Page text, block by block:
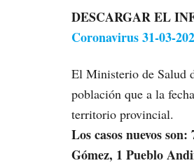
DESCARGAR EL
Coronavirus 31-03-
El Ministerio de Salud
población que a la
territorio provincial.
Los casos nuevos
Gómez, 1 Pueblo